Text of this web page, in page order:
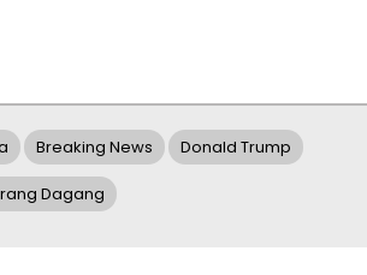
Breaking News Donald Trump
Dagang